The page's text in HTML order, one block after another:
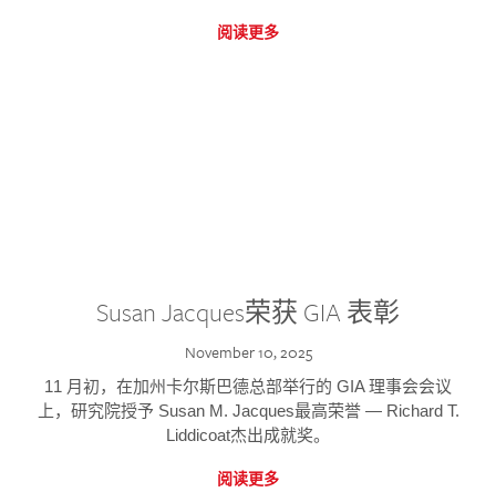
阅读更多
Susan Jacques荣获 GIA 表彰
November 10, 2025
11 月初，在加州卡尔斯巴德总部举行的 GIA 理事会会议
上，研究院授予 Susan M. Jacques最高荣誉 — Richard T.
Liddicoat杰出成就奖。
阅读更多